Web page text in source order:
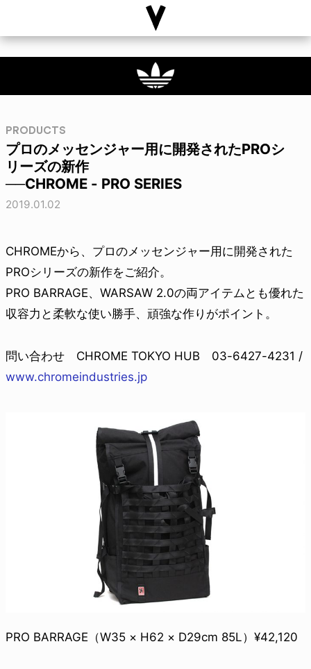
PRODUCTS
プロのメッセンジャー用に開発されたPROシ
リーズの新作
──CHROME - PRO SERIES
2019.01.02
CHROMEから、プロのメッセンジャー用に開発された
PROシリーズの新作をご紹介。
PRO BARRAGE、WARSAW 2.0の両アイテムとも優れた
収容力と柔軟な使い勝手、頑強な作りがポイント。
問い合わせ CHROME TOKYO HUB 03-6427-4231 /
www.chromeindustries.jp
PRO BARRAGE（W35 × H62 × D29cm 85L）¥42,120